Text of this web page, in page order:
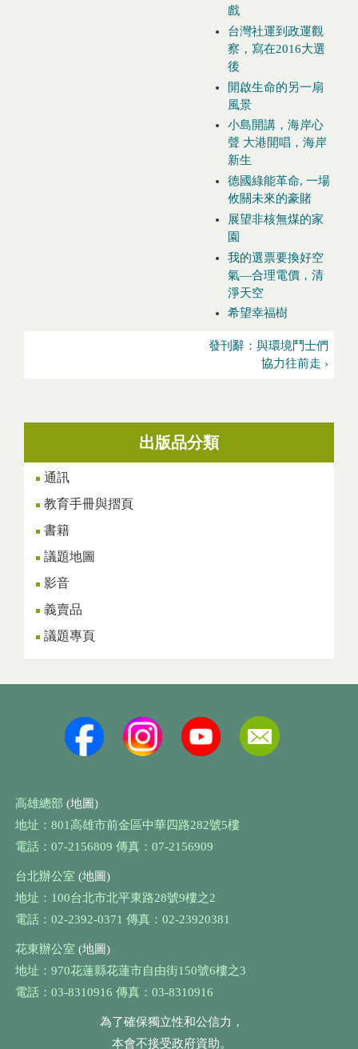
戲
台灣社運到政運觀
察，寫在2016大選
後
開啟生命的另一扇
風景
小島開講，海岸心
聲 大港開唱，海岸
新生
德國綠能革命, 一場
攸關未來的豪賭
展望非核無煤的家
園
我的選票要換好空
氣—合理電價，清
淨天空
希望幸福樹
發刊辭：與環境鬥士們
協力往前走 ›
出版品分類
通訊
教育手冊與摺頁
書籍
議題地圖
影音
義賣品
議題專頁
高雄總部 (地圖)
地址：801高雄市前金區中華四路282號5樓
電話：07-2156809 傳真：07-2156909
台北辦公室 (地圖)
地址：100台北市北平東路28號9樓之2
電話：02-2392-0371 傳真：02-23920381
花東辦公室 (地圖)
地址：970花蓮縣花蓮市自由街150號6樓之3
電話：03-8310916 傳真：03-8310916
為了確保獨立性和公信力，
本會不接受政府資助。